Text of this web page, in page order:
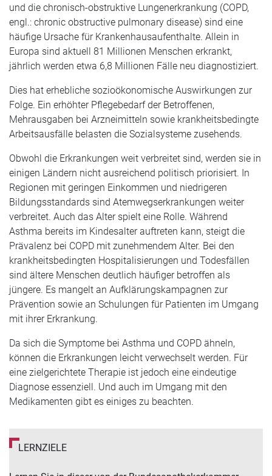
und die chronisch-obstruktive Lungenerkrankung (COPD,
engl.: chronic obstructive pulmonary disease) sind eine
häufige Ursache für Krankenhausaufenthalte. Allein in
Europa sind aktuell 81 Millionen Menschen erkrankt,
jährlich werden etwa 6,8 Millionen Fälle neu diagnostiziert.
Dies hat erhebliche sozioökonomische Auswirkungen zur
Folge. Ein erhöhter Pflegebedarf der Betroffenen,
Mehrausgaben bei Arzneimitteln sowie krankheitsbedingte
Arbeitsausfälle belasten die Sozialsysteme zusehends.
Obwohl die Erkrankungen weit verbreitet sind, werden sie in
einigen Ländern nicht ausreichend politisch priorisiert. In
Regionen mit geringen Einkommen und niedrigeren
Bildungsstandards sind Atemwegserkrankungen weiter
verbreitet. Auch das Alter spielt eine Rolle. Während
Asthma bereits im Kindesalter auftreten kann, steigt die
Prävalenz bei COPD mit zunehmendem Alter. Bei den
krankheitsbedingten Hospitalisierungen und Todesfällen
sind ältere Menschen deutlich häufiger betroffen als
jüngere. Es mangelt an Aufklärungskampagnen zur
Prävention sowie an Schulungen für Patienten im Umgang
mit ihrer Erkrankung.
Da sich die Symptome bei Asthma und COPD ähneln,
können die Erkrankungen leicht verwechselt werden. Für
eine zielgerichtete Therapie ist jedoch eine eindeutige
Diagnose essenziell. Und auch im Umgang mit den
Medikamenten gibt es einiges zu beachten.
LERNZIELE